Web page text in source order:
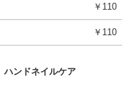
￥110
￥110
ハンドネイルケア